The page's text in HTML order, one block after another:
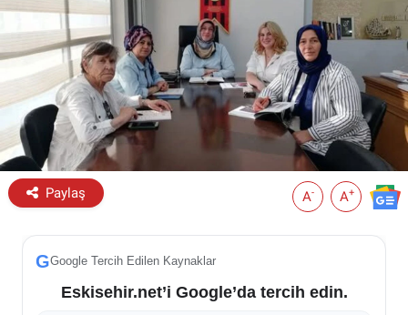
Paylaş A- A+
GGoogle Tercih Edilen Kaynaklar
Eskisehir.net’i Google’da tercih edin.
ESKİŞEHİR NÖBETÇİ ECZANELER
Eskişehir Haber İçerikleri
Eskişehir Hava Durumu
Eskişehir Tramvay Saatleri
Eskişehir Otobüs Saatleri